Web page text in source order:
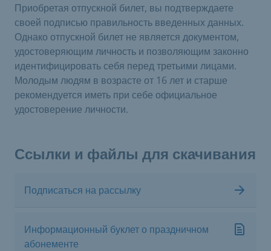
Приобретая отпускной билет, вы подтверждаете
своей подписью правильность введенных данных.
Однако отпускной билет не является документом,
удостоверяющим личность и позволяющим законно
идентифицировать себя перед третьими лицами.
Молодым людям в возрасте от 16 лет и старше
рекомендуется иметь при себе официальное
удостоверение личности.
Ссылки и файлы для скачивания
Подписаться на рассылку
Информационный буклет о праздничном
абонементе